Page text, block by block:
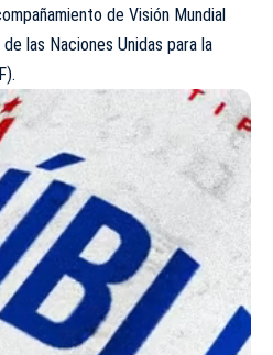
de Visión Mundial
las Naciones Unidas para la